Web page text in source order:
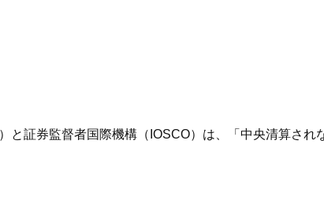
証券監督者国際機構（IOSCO）は、「中央清算され